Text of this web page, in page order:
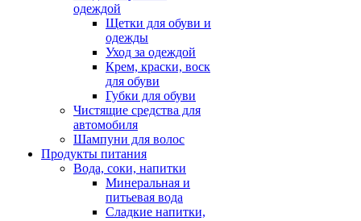
одеждой
Щетки для обуви и
одежды
Уход за одеждой
Крем, краски, воск
для обуви
Губки для обуви
Чистящие средства для
автомобиля
Шампуни для волос
Продукты питания
Вода, соки, напитки
Минеральная и
питьевая вода
Сладкие напитки,